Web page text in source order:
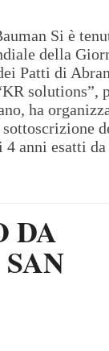
Si è
della
Patti di
solutions”,
ha
anni esatti
DA